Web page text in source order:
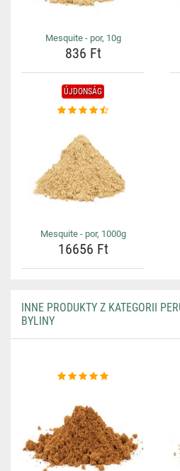
Mesquite - por, 10g
836 Ft
ÚJDONSÁG
Mesquite - por, 1000g
16656 Ft
INNE PRODUKTY Z KATEGORII
BYLINY